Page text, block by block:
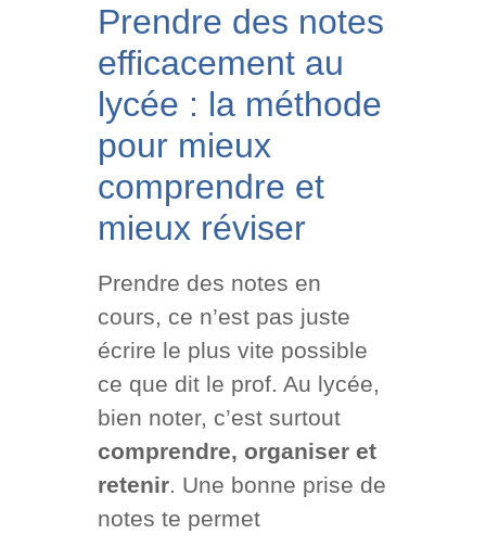
Prendre des notes
efficacement au
lycée : la méthode
pour mieux
comprendre et
mieux réviser
Prendre des notes en
cours, ce n’est pas juste
écrire le plus vite possible
ce que dit le prof. Au lycée,
bien noter, c’est surtout
comprendre, organiser et
retenir. Une bonne prise de
notes te permet